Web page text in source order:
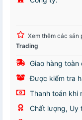
Xem thêm các sản
Trading
Giao hàng toàn
Được kiểm tra
Thanh toán khi
Chất lượng, Uy